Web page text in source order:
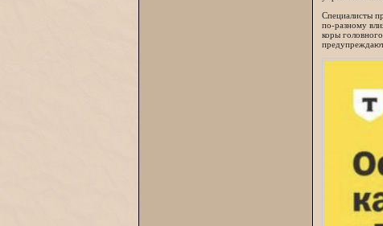
Специалисты
по-разному
коры